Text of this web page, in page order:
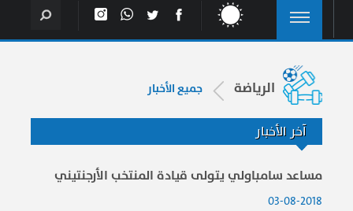
الرياضة جميع الأخبار
آخر الأخبار
مساعد سامباولي يتولى قيادة المنتخب الأرجنتيني
03-08-2018